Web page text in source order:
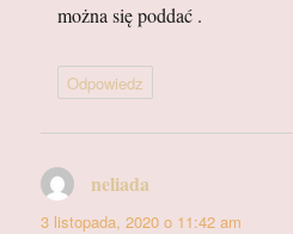
można się poddać .
Odpowiedz
neliada
3 listopada, 2020 o 11:42 am